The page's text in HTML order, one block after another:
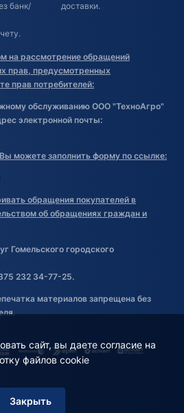
Фильтр
банк/
доставки.
на рассмотрение обращений
прав, предусмотренных
прав потребителей:
обслуживанию ООО "ТехноАгро"
электронной почты:
можете заполнить форму по ссылке:
обращения покупателей в
об обращениях граждан и
Гомельского городского
232 34-77-25.
материалов запрещена без
сайт, вы даете согласие на
файлов cookie
Закрыть